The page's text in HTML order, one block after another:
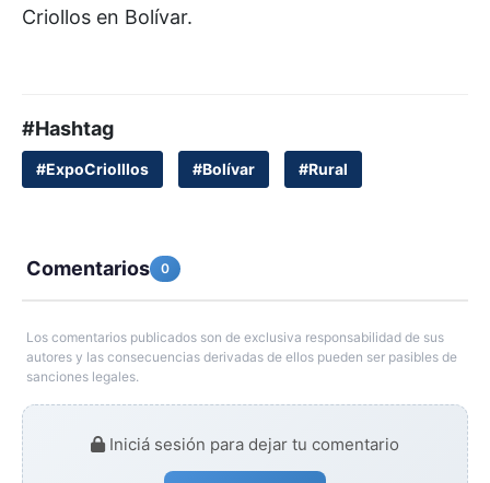
Criollos en Bolívar.
#Hashtag
#ExpoCriolllos #Bolívar #Rural
Comentarios 0
Los comentarios publicados son de exclusiva responsabilidad de sus
autores y las consecuencias derivadas de ellos pueden ser pasibles de
sanciones legales.
Iniciá sesión para dejar tu comentario